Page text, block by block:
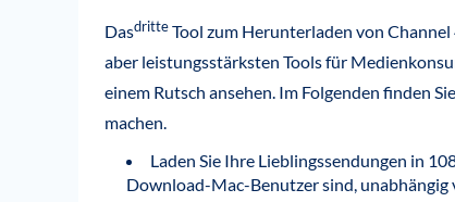
DasdritteTool zum Herunterladen von
aber leistungsstärksten Tools für
einem Rutsch ansehen. Im Folgenden finden
machen.
Laden Sie Ihre Lieblingssendungen in
Download-Mac-Benutzer sind,